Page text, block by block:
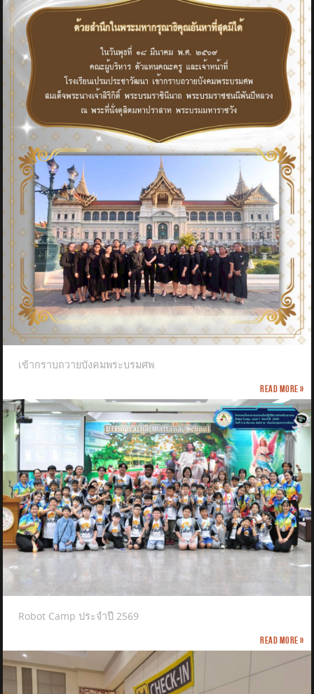
เข้ากราบถวายบังคมพระบรมศพ
Read more »
Robot Camp ประจำปี 2569
Read more »